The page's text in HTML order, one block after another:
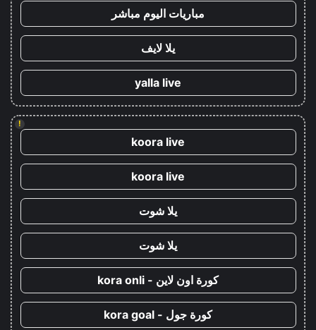
مباريات اليوم مباشر
يلا لايف
yalla live
!
koora live
koora live
يلا شوت
يلا شوت
كورة اون لاين - kora onli
كورة جول - kora goal